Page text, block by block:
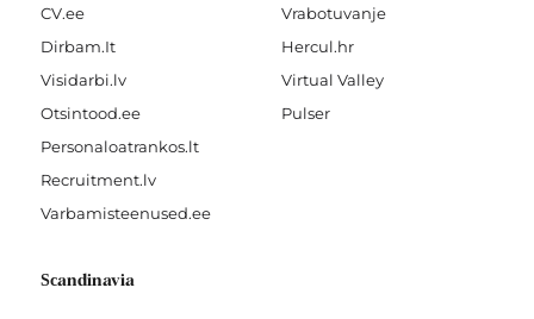
CV.ee
Dirbam.It
Visidarbi.lv
Otsintood.ee
Personaloatrankos.lt
Recruitment.lv
Varbamisteenused.ee
Vrabotuvanje
Hercul.hr
Virtual Valley
Pulser
Scandinavia